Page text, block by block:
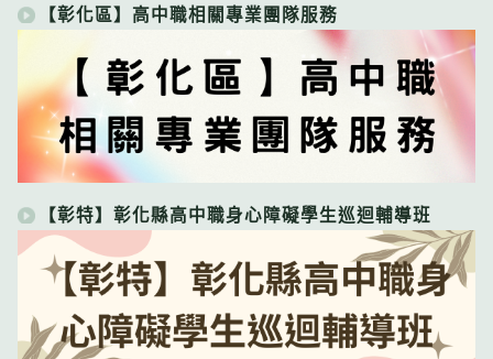
【彰化區】高中職相關專業團隊服務
【彰特】彰化縣高中職身心障礙學生巡迴輔導班